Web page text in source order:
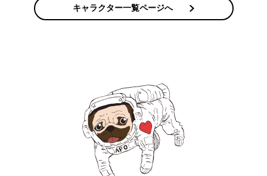
い」と考えた。
ダミアンからは「重量化」という案が出るものの、さん
ざん「軽量化」と言われた末のホネホネボディである。
それを「誰か彼らに説明してあげて！」など、面倒なこ
とは自分からは言おうとしないタイプ。
バトラー室長ら上層部を前にバギー製作のスピーチをす
キャラクター一覧ページへ